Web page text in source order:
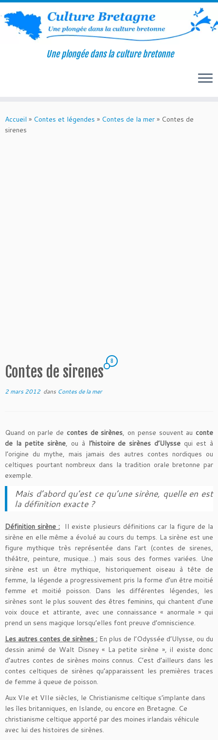
au
contenu
Une plongée dans la culture bretonne
Accueil » Contes et légendes » Contes de la mer » Contes de
sirenes
Contes de sirenes
8
2 mars 2012 dans Contes de la mer
Quand on parle de contes de sirènes, on pense souvent au conte
de la petite sirène, ou à l’histoire de sirènes d’Ulysse qui est à
l’origine du mythe, mais jamais des autres contes nordiques ou
celtiques pourtant nombreux dans la tradition orale bretonne par
exemple.
Mais d’abord qu’est ce qu’une sirène, quelle en est
la définition exacte ?
Définition sirène : Il existe plusieurs définitions car la figure de la
sirène en elle même a évolué au cours du temps. La sirène est une
figure mythique très représentée dans l’art (contes de sirenes,
théâtre, peinture, musique…) mais sous des formes variées. Une
sirène est un être mythique, historiquement oiseau à tête de
femme, la légende a progressivement pris la forme d’un être moitié
femme et moitié poisson. Dans les différentes légendes, les
sirènes sont le plus souvent des êtres feminins, qui chantent d’une
voix douce et attirante, avec une connaissance « anormale » qui
prend un sens magique lorsqu’elles font preuve d’omniscience.
Les autres contes de sirènes : En plus de l’Odyssée d’Ulysse, ou du
dessin animé de Walt Disney « La petite sirène », il existe donc
d’autres contes de sirènes moins connus. C’est d’ailleurs dans les
contes celtiques de sirènes qu’apparaissent les premières traces
de femme à queue de poisson.
Aux VIe et VIIe siècles, le Christianisme celtique s’implante dans
les îles britanniques, en Islande, ou encore en Bretagne. Ce
christianisme celtique apporté par des moines irlandais véhicule
avec lui des histoires de sirènes.